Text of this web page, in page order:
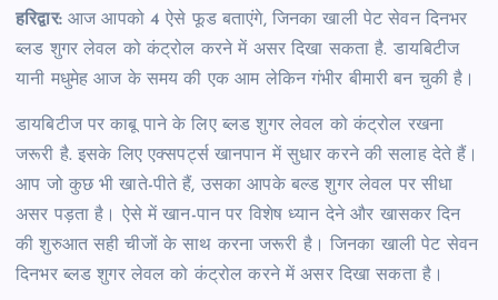
हरिद्वार:आज आपको 4 ऐसे फूड बताएंगे, जिनका खाली पेट सेवन दिनभर
ब्लड शुगर लेवल को कंट्रोल करने में असर दिखा सकता है. डायबिटीज
यानी मधुमेह आज के समय की एक आम लेकिन गंभीर बीमारी बन चुकी है।
डायबिटीज पर काबू पाने के लिए ब्लड शुगर लेवल को कंट्रोल रखना
जरूरी है. इसके लिए एक्सपर्ट्स खानपान में सुधार करने की सलाह देते हैं।
आप जो कुछ भी खाते-पीते हैं, उसका आपके बल्ड शुगर लेवल पर सीधा
असर पड़ता है। ऐसे में खान-पान पर विशेष ध्यान देने और खासकर दिन
की शुरुआत सही चीजों के साथ करना जरूरी है। जिनका खाली पेट सेवन
दिनभर ब्लड शुगर लेवल को कंट्रोल करने में असर दिखा सकता है।